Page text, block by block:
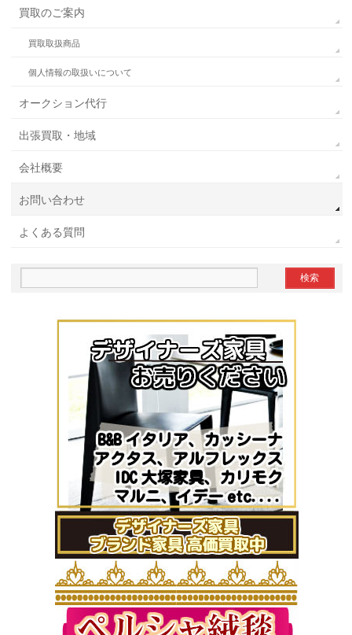
買取のご案内
買取取扱商品
個人情報の取扱いについて
オークション代行
出張買取・地域
会社概要
お問い合わせ
よくある質問